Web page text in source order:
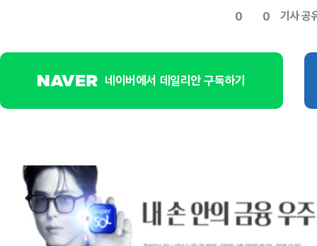
0 0 기사 공
네이버에서 데일리안 구독하기